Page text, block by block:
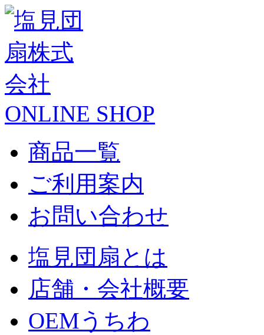
ONLINE SHOP
商品一覧
ご利用案内
お問い合わせ
塩見団扇とは
店舗・会社概要
OEMうちわ